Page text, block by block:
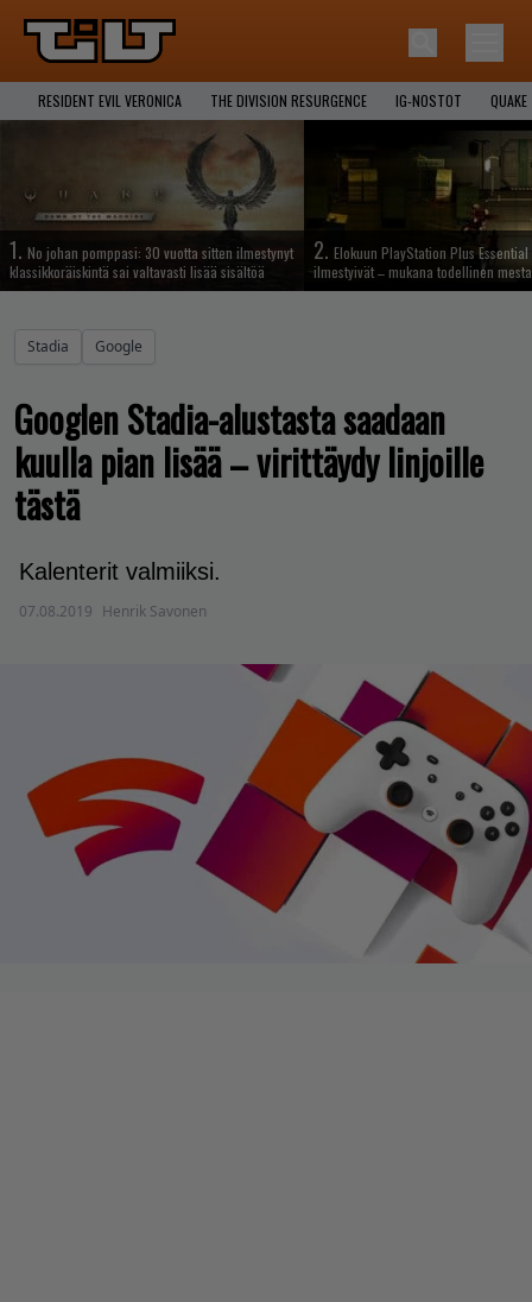
RESIDENT EVIL VERONICA THE DIVISION RESURGENCE IG-NOSTOT QUAKE
1. No johan pomppasi: 30 vuotta sitten ilmestynyt
klassikkoräiskintä sai valtavasti lisää sisältöä
2. Elokuun PlayStation Plus
ilmestyivät – mukana todellinen
Stadia Google
Googlen Stadia-alustasta saadaan
kuulla pian lisää – virittäydy linjoille
tästä
Kalenterit valmiiksi.
07.08.2019 Henrik Savonen